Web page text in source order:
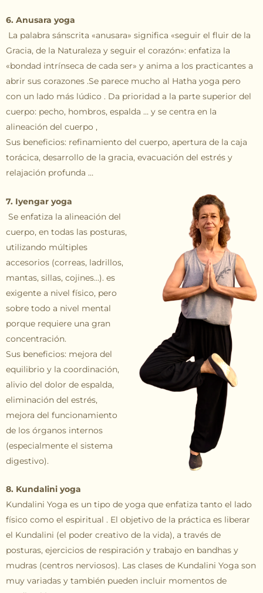
6. Anusara yoga
La palabra sánscrita «anusara» significa «seguir el fluir de la
Gracia, de la Naturaleza y seguir el corazón»: enfatiza la
«bondad intrínseca de cada ser» y anima a los practicantes a
abrir sus corazones .Se parece mucho al Hatha yoga pero
con un lado más lúdico . Da prioridad a la parte superior del
cuerpo: pecho, hombros, espalda … y se centra en la
alineación del cuerpo ,
Sus beneficios: refinamiento del cuerpo, apertura de la caja
torácica, desarrollo de la gracia, evacuación del estrés y
relajación profunda …
7. Iyengar yoga
Se enfatiza la alineación del
cuerpo, en todas las posturas,
utilizando múltiples
accesorios (correas, ladrillos,
mantas, sillas, cojines…). es
exigente a nivel físico, pero
sobre todo a nivel mental
porque requiere una gran
concentración.
Sus beneficios: mejora del
equilibrio y la coordinación,
alivio del dolor de espalda,
eliminación del estrés,
mejora del funcionamiento
de los órganos internos
(especialmente el sistema
digestivo).
8. Kundalini yoga
Kundalini Yoga es un tipo de yoga que enfatiza tanto el lado
físico como el espiritual . El objetivo de la práctica es liberar
el Kundalini (el poder creativo de la vida), a través de
posturas, ejercicios de respiración y trabajo en bandhas y
mudras (centros nerviosos). Las clases de Kundalini Yoga son
muy variadas y también pueden incluir momentos de